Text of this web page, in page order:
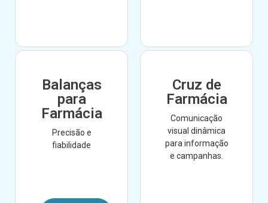
Balanças
para
Farmácia
Precisão e
fiabilidade
Cruz de
Farmácia
Comunicação
visual dinâmica
para informação
e campanhas.